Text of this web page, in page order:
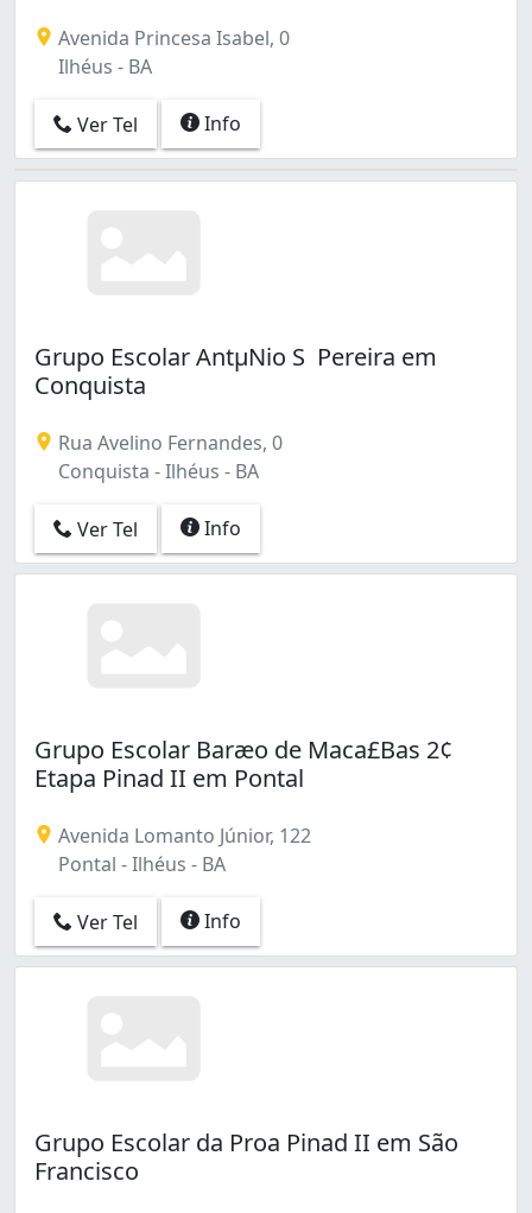
Avenida Princesa Isabel, 0
Ilhéus - BA
Ver Tel Info
Grupo Escolar AntµNio S Pereira em
Conquista
Rua Avelino Fernandes, 0
Conquista - Ilhéus - BA
Ver Tel Info
Grupo Escolar Baræo de Maca£Bas 2¢
Etapa Pinad II em Pontal
Avenida Lomanto Júnior, 122
Pontal - Ilhéus - BA
Ver Tel Info
Grupo Escolar da Proa Pinad II em São
Francisco